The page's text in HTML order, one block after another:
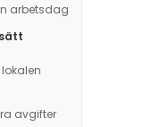
arbetsdag
avgifter